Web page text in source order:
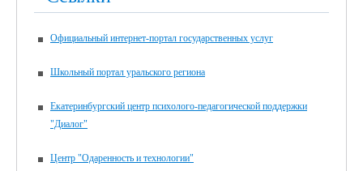
Официальный интернет-портал государственных услуг
Школьный портал уральского региона
Екатеринбургский центр психолого-педагогической поддержки
"Диалог"
Центр "Одаренность и технологии"